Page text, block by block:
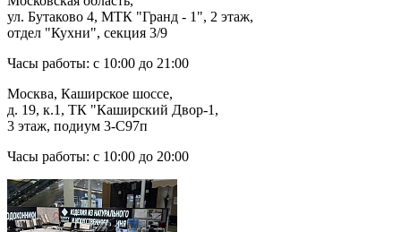
ул. Бутаково 4, МТК "Гранд - 1", 2 этаж,
отдел "Кухни", секция 3/9
Часы работы: с 10:00 до 21:00
Москва, Каширское шоссе,
д. 19, к.1, ТК "Каширский Двор-1,
3 этаж, подиум 3-С97п
Часы работы: с 10:00 до 20:00